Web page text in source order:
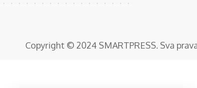
Copyright © 2024 SMARTPRESS. Sva